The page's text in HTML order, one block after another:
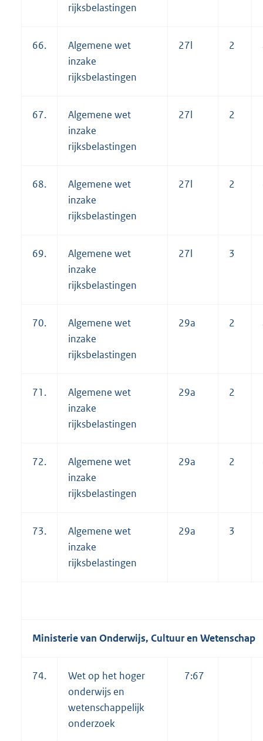
rijksbelastingen
66.
Algemene wet
inzake
rijksbelastingen
27l 2
67.
Algemene wet
inzake
rijksbelastingen
27l 2
68.
Algemene wet
inzake
rijksbelastingen
27l 2
69.
Algemene wet
inzake
rijksbelastingen
27l 3
70.
Algemene wet
inzake
rijksbelastingen
29a 2
71.
Algemene wet
inzake
rijksbelastingen
29a 2
72.
Algemene wet
inzake
rijksbelastingen
29a 2
73.
Algemene wet
inzake
rijksbelastingen
29a 3
Ministerie van Onderwijs, Cultuur en Wetenschap
74.
Wet op het hoger
onderwijs en
wetenschappelijk
onderzoek
7:67